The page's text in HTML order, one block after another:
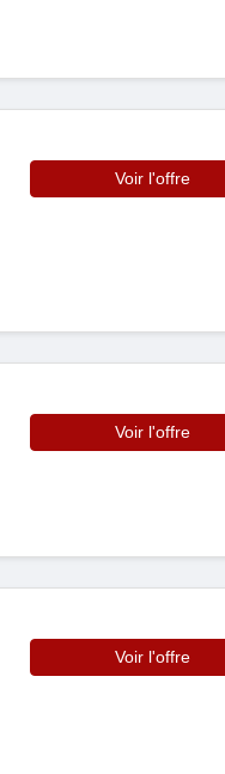
Voir l'offre
Voir l'offre
Voir l'offre